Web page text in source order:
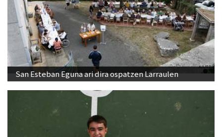
San Esteban Eguna ari dira ospatzen Larraulen